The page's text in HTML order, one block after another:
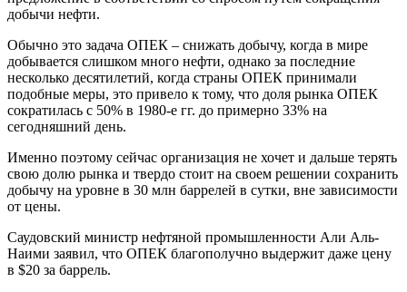
добычи нефти.
Обычно это задача ОПЕК – снижать добычу, когда в мире
добывается слишком много нефти, однако за последние
несколько десятилетий, когда страны ОПЕК принимали
подобные меры, это привело к тому, что доля рынка ОПЕК
сократилась с 50% в 1980-е гг. до примерно 33% на
сегодняшний день.
Именно поэтому сейчас организация не хочет и дальше терять
свою долю рынка и твердо стоит на своем решении сохранить
добычу на уровне в 30 млн баррелей в сутки, вне зависимости
от цены.
Саудовский министр нефтяной промышленности Али Аль-
Наими заявил, что ОПЕК благополучно выдержит даже цену
в $20 за баррель.